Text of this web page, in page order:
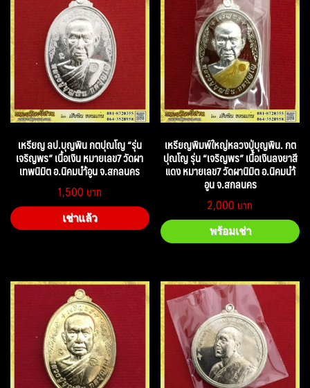
เหรียญ ลป.บุญพิน กตปุณโญ “รุ่น
เจริญพร” เนื้อเงิน หมายเลข7 วัดผา
เทพนิมิต อ.นิคมนำ้อูน จ.สกลนคร
1,500
เช่าแล้ว
เหรียญพิมพ์ใหญ่หลวงปู่บุญพิน. กต
ปุณโญ รุ่น “เจริญพร” เนื้อเงินลงยาสี
แดง หมายเลข7 วัดผานิมิต อ.นิคมนำ้
อูน จ.สกลนคร
2,000
พร้อมเช่า